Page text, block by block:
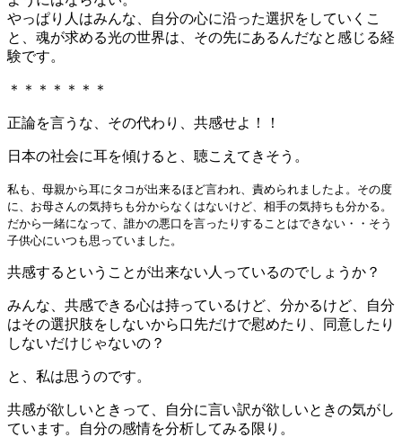
やっぱり人はみんな、自分の心に沿った選択をしていくこ
と、魂が求める光の世界は、その先にあるんだなと感じる経
験です。
＊＊＊＊＊＊＊
正論を言うな、その代わり、共感せよ！！
日本の社会に耳を傾けると、聴こえてきそう。
私も、母親から耳にタコが出来るほど言われ、責められましたよ。その度
に、お母さんの気持ちも分からなくはないけど、相手の気持ちも分かる。
だから一緒になって、誰かの悪口を言ったりすることはできない・・そう
子供心にいつも思っていました。
共感するということが出来ない人っているのでしょうか？
みんな、共感できる心は持っているけど、分かるけど、自分
はその選択肢をしないから口先だけで慰めたり、同意したり
しないだけじゃないの？
と、私は思うのです。
共感が欲しいときって、自分に言い訳が欲しいときの気がし
ています。自分の感情を分析してみる限り。